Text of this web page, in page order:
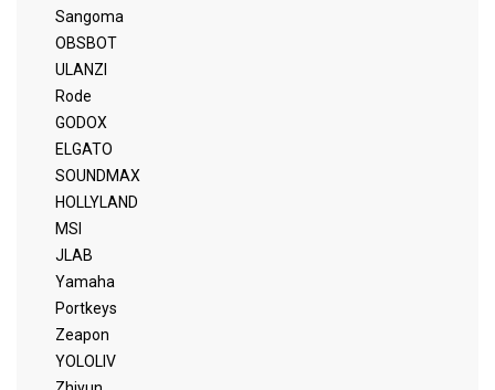
Sangoma
OBSBOT
ULANZI
Rode
GODOX
ELGATO
SOUNDMAX
HOLLYLAND
MSI
JLAB
Yamaha
Portkeys
Zeapon
YOLOLIV